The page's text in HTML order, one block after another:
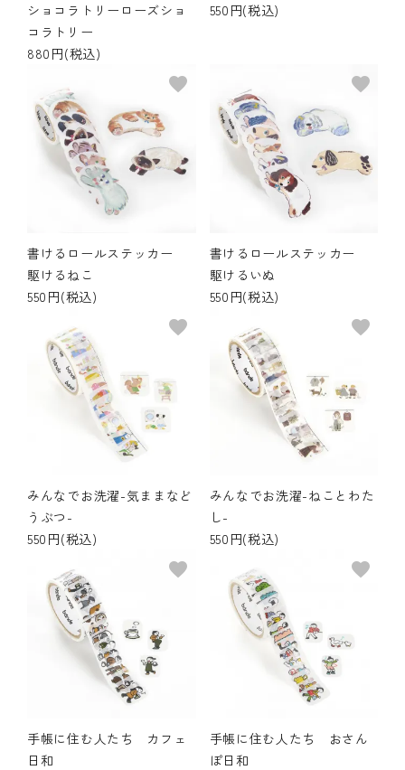
ショコラトリーローズショ
コラトリー
880円(税込)
550円(税込)
書けるロールステッカー
駆けるねこ
550円(税込)
favorite
書けるロールステッカー
駆けるいぬ
550円(税込)
favorite
みんなでお洗濯-気ままなど
うぶつ-
550円(税込)
favorite
みんなでお洗濯-ねことわた
し-
550円(税込)
favorite
手帳に住む人たち カフェ
日和
favorite
手帳に住む人たち おさん
ぽ日和
favorite